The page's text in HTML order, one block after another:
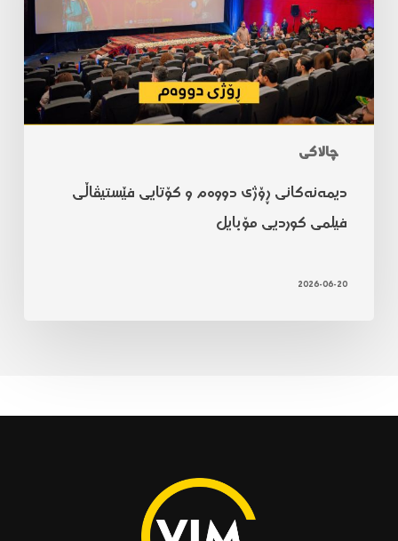
چالاکی
دیمەنەکانی ڕۆژی دووەم و کۆتایی فێستیڤاڵی
فیلمی کوردیی مۆبایل
2026-06-20